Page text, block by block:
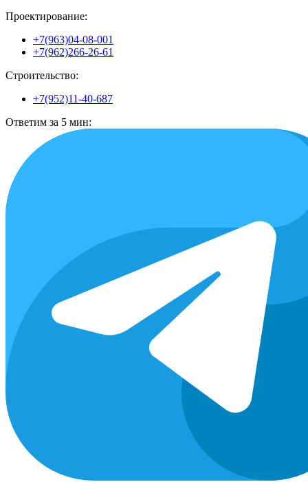
Проектирование:
+7(963)04-08-001
+7(962)266-26-61
Строительство:
+7(952)11-40-687
Ответим за 5 мин: